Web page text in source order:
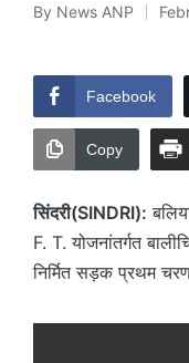
Posted
By News ANP
Facebook
Copy
सिंदरी(SINDRI):
F. T. योजनांतर्गत
निर्मित सड़क प्रथम